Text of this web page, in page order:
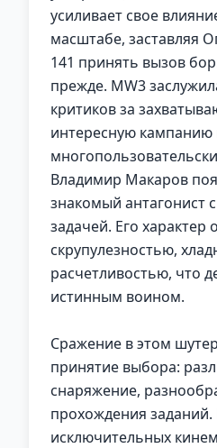
усиливает свое
масштабе, заставляя
141 принять вызов
прежде. MW3
критиков за
интересную кампанию
Владимир Макаров
знакомый антагонист
задачей. Его характер
скрупулезностью,
расчетливостью, что
истинным воином.
Сражение в этом
принятие выбора:
снаряжение,
прохождения
исключительных